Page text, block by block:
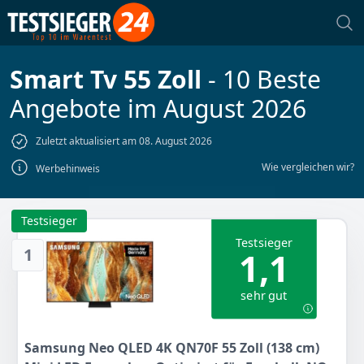
Smart Tv 55 Zoll - 10 Beste
Angebote im August 2026
Zuletzt aktualisiert am 08. August 2026
Werbehinweis
Wie vergleichen wir?
1
Testsieger
Testsieger
1,1
sehr gut
Samsung Neo QLED 4K QN70F 55 Zoll (138 cm)